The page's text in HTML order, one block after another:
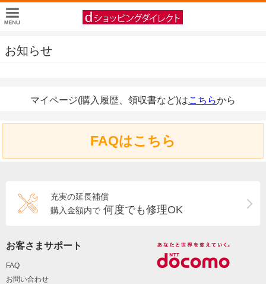
お知らせ
マイページ(購入履歴、領収書など)はこちらから
FAQはこちら
充実の延長補償
購入金額内で 何度でも修理OK
お客さまサポート
FAQ
お問い合わせ